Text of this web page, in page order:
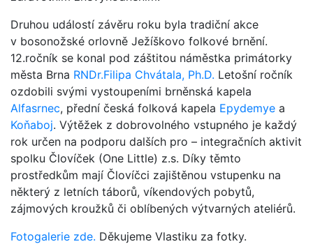
Druhou událostí závěru roku byla tradiční akce
v bosonožské orlovně Ježíškovo folkové brnění.
12.ročník se konal pod záštitou náměstka primátorky
města Brna RNDr.Filipa Chvátala, Ph.D. Letošní ročník
ozdobili svými vystoupeními brněnská kapela
Alfasrnec, přední česká folková kapela Epydemye a
Koňaboj. Výtěžek z dobrovolného vstupného je každý
rok určen na podporu dalších pro – integračních aktivit
spolku Človíček (One Little) z.s. Díky těmto
prostředkům mají Človíčci zajištěnou vstupenku na
některý z letních táborů, víkendových pobytů,
zájmových kroužků či oblíbených výtvarných ateliérů.
Fotogalerie zde. Děkujeme Vlastiku za fotky.